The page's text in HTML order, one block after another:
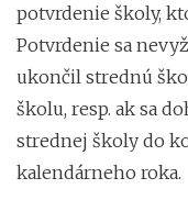
potvrdenie školy,
Potvrdenie sa
ukončil strednú
školu, resp. ak sa
strednej školy do
kalendárneho roka.